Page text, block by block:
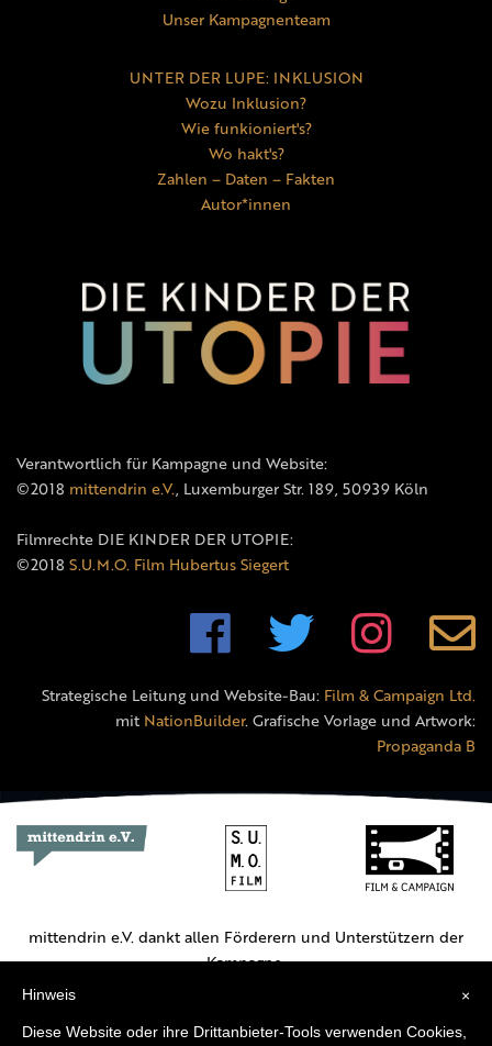
Unser Kampagnenteam
UNTER DER LUPE: INKLUSION
Wozu Inklusion?
Wie funkioniert's?
Wo hakt's?
Zahlen – Daten – Fakten
Autor*innen
Verantwortlich für Kampagne und Website:
©2018 mittendrin e.V., Luxemburger Str. 189, 50939 Köln
Filmrechte DIE KINDER DER UTOPIE:
©2018 S.U.M.O. Film Hubertus Siegert
Strategische Leitung und Website-Bau: Film & Campaign Ltd.
mit NationBuilder. Grafische Vorlage und Artwork:
Propaganda B
mittendrin e.V. dankt allen Förderern und Unterstützern der
Kampagne.
×
Hinweis
Diese Website oder ihre Drittanbieter-Tools verwenden Cookies,